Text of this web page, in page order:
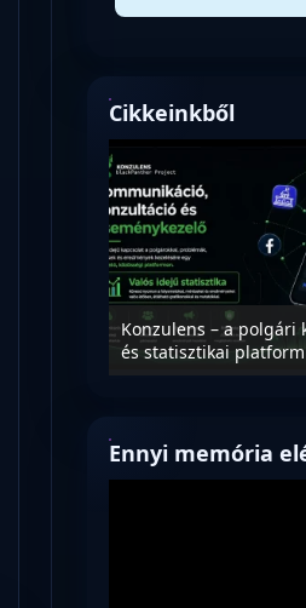
Cikkeinkből
a
Konzulens – a polgári
és statisztikai platform
Ennyi memória